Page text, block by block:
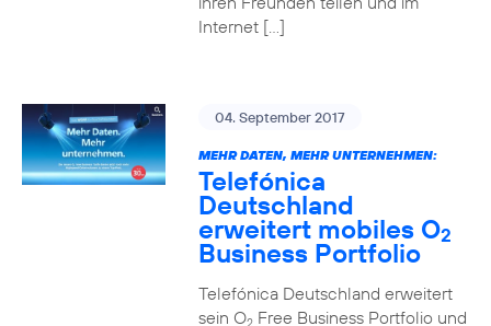
Internet […]
04. September 2017
MEHR DATEN, MEHR UNTERNEHMEN:
Telefónica
Deutschland
erweitert mobiles O2
Business Portfolio
Telefónica Deutschland erweitert
sein O2Free Business Portfolio und